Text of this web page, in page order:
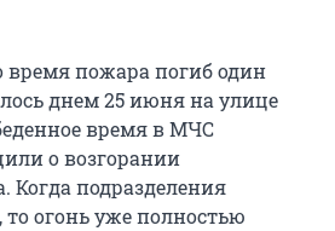
время пожара погиб один
днем 25 июня на улице
время в МЧС
о возгорании
Когда подразделения
огонь уже полностью